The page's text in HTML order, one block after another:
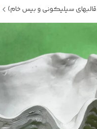
سیلیکونی و بیس خام)